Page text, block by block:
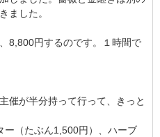
ました。
8,800円するのです。１時間で
催が半分持って行って、きっと
ー（たぶん1,500円）、ハーブ